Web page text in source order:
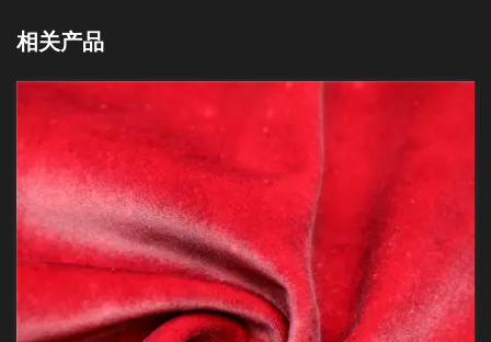
相关产品